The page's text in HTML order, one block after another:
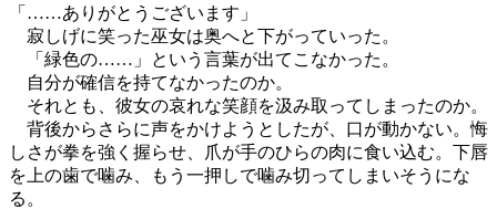
「……ありがとうございます」
寂しげに笑った巫女は奥へと下がっていった。
「緑色の……」という言葉が出てこなかった。
自分が確信を持てなかったのか。
それとも、彼女の哀れな笑顔を汲み取ってしまったのか。
背後からさらに声をかけようとしたが、口が動かない。悔
しさが拳を強く握らせ、爪が手のひらの肉に食い込む。下唇
を上の歯で噛み、もう一押しで噛み切ってしまいそうにな
る。